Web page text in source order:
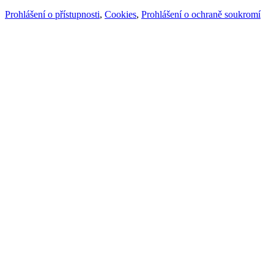
Prohlášení o přístupnosti, Cookies, Prohlášení o ochraně soukromí